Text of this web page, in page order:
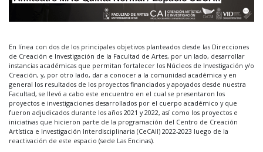
En línea con dos de los principales objetivos planteados desde las Direcciones
de Creación e Investigación de la Facultad de Artes, por un lado, desarrollar
instancias académicas que permitan fortalecer los Núcleos de Investigación y/o
Creación, y, por otro lado, dar a conocer a la comunidad académica y en
general los resultados de los proyectos financiados y apoyados desde nuestra
Facultad, se llevó a cabo este encuentro en el cual se presentaron los
proyectos e investigaciones desarrollados por el cuerpo académico y que
fueron adjudicados durante los años 2021 y 2022, así como los proyectos e
iniciativas que hicieron parte de la programación del Centro de Creación
Artística e Investigación Interdisciplinaria (CeCAII) 2022-2023 luego de la
reactivación de este espacio (sede Las Encinas).